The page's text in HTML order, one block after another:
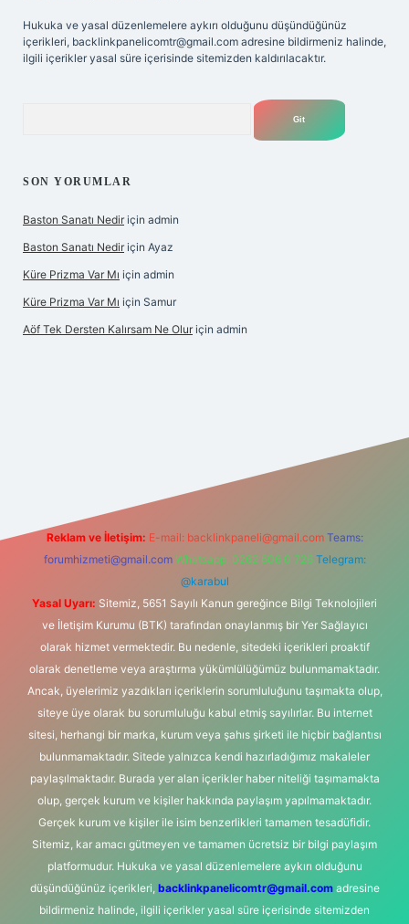
Hukuka ve yasal düzenlemelere aykırı olduğunu düşündüğünüz
içerikleri, backlinkpanelicomtr@gmail.com adresine bildirmeniz halinde,
ilgili içerikler yasal süre içerisinde sitemizden kaldırılacaktır.
SON YORUMLAR
Baston Sanatı Nedir için admin
Baston Sanatı Nedir için Ayaz
Küre Prizma Var Mı için admin
Küre Prizma Var Mı için Samur
Aöf Tek Dersten Kalırsam Ne Olur için admin
Reklam ve İletişim: E-mail: backlinkpaneli@gmail.com Teams:
forumhizmeti@gmail.com Whatsapp: 0262 606 0 726 Telegram:
@karabul
Yasal Uyarı: Sitemiz, 5651 Sayılı Kanun gereğince Bilgi Teknolojileri
ve İletişim Kurumu (BTK) tarafından onaylanmış bir Yer Sağlayıcı
olarak hizmet vermektedir. Bu nedenle, sitedeki içerikleri proaktif
olarak denetleme veya araştırma yükümlülüğümüz bulunmamaktadır.
Ancak, üyelerimiz yazdıkları içeriklerin sorumluluğunu taşımakta olup,
siteye üye olarak bu sorumluluğu kabul etmiş sayılırlar. Bu internet
sitesi, herhangi bir marka, kurum veya şahıs şirketi ile hiçbir bağlantısı
bulunmamaktadır. Sitede yalnızca kendi hazırladığımız makaleler
paylaşılmaktadır. Burada yer alan içerikler haber niteliği taşımamakta
olup, gerçek kurum ve kişiler hakkında paylaşım yapılmamaktadır.
Gerçek kurum ve kişiler ile isim benzerlikleri tamamen tesadüfidir.
Sitemiz, kar amacı gütmeyen ve tamamen ücretsiz bir bilgi paylaşım
platformudur. Hukuka ve yasal düzenlemelere aykırı olduğunu
düşündüğünüz içerikleri, backlinkpanelicomtr@gmail.comadresine
bildirmeniz halinde, ilgili içerikler yasal süre içerisinde sitemizden